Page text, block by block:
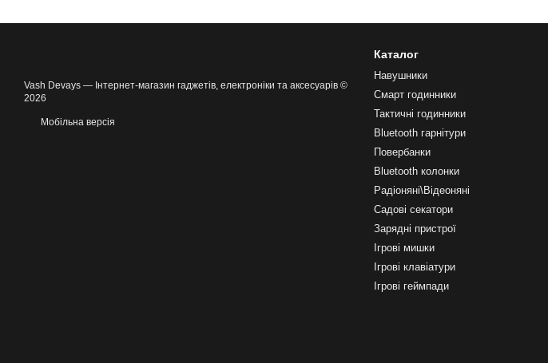
Vash Devays — Інтернет-магазин гаджетів, електроніки та аксесуарів ©
2026
Мобільна версія
Каталог
Навушники
Смарт годинники
Тактичні годинники
Bluetooth гарнітури
Повербанки
Bluetooth колонки
Радіоняні\Відеоняні
Садові секатори
Зарядні пристрої
Ігрові мишки
Ігрові клавіатури
Ігрові геймпади